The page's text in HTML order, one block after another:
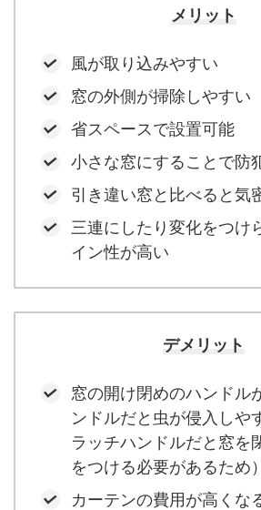
メリット
風が取り込みやすい
窓の外側が掃除しやすい
省スペースで設置可能
小さな窓にすることで防
引き違い窓と比べると気
三連にしたり変化をつけ
イン性が高い
デメリット
窓の開け閉めのハンドル
ンドルだと虫が侵入しや
ラッチハンドルだと窓を
をつける必要があるため）
カーテンの費用が高くな